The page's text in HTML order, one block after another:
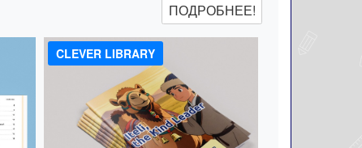
ПОДРОБНЕЕ!
CLEVER LIBRARY